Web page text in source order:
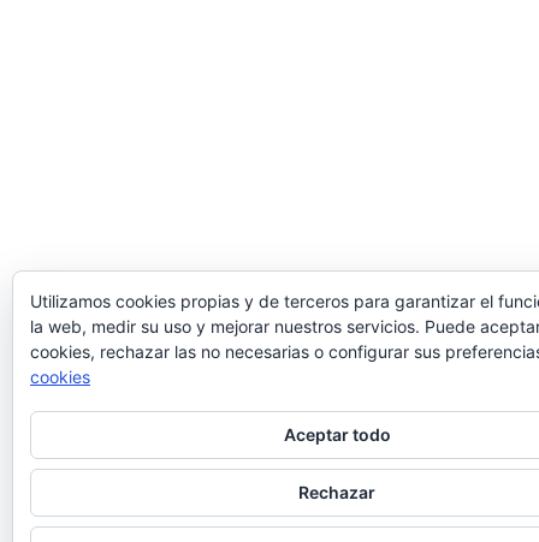
Utilizamos cookies propias y de terceros para garantizar el
la web, medir su uso y mejorar nuestros servicios. Puede
cookies, rechazar las no necesarias o configurar sus
cookies
Aceptar todo
Rechazar